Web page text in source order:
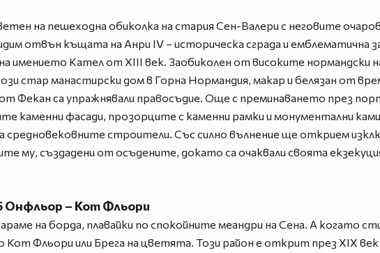
на пешеходна обиколка на стария Сен-Валери с неговите
отвън къщата на Анри IV – историческа сграда и емблематична
имението Кател от XIII век. Заобиколен от високите нормандски
стар манастирски дом в Горна Нормандия, макар и белязан от
Фекан са упражнявали правосъдие. Още с преминаването през
каменни фасади, прозорците с каменни рамки и монументални
строители. Със силно вълнение ще открием
му, създадени от осъдените, докато са очаквали своята
Онфльор – Кот Фльори
на борда, плавайки по спокойните меандри на Сена. А когато
Кот Фльори или Брега на цветята. Този район е открит през XIX